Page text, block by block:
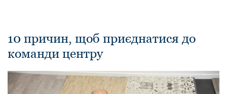
10 причин, щоб приєднатися до
команди центру